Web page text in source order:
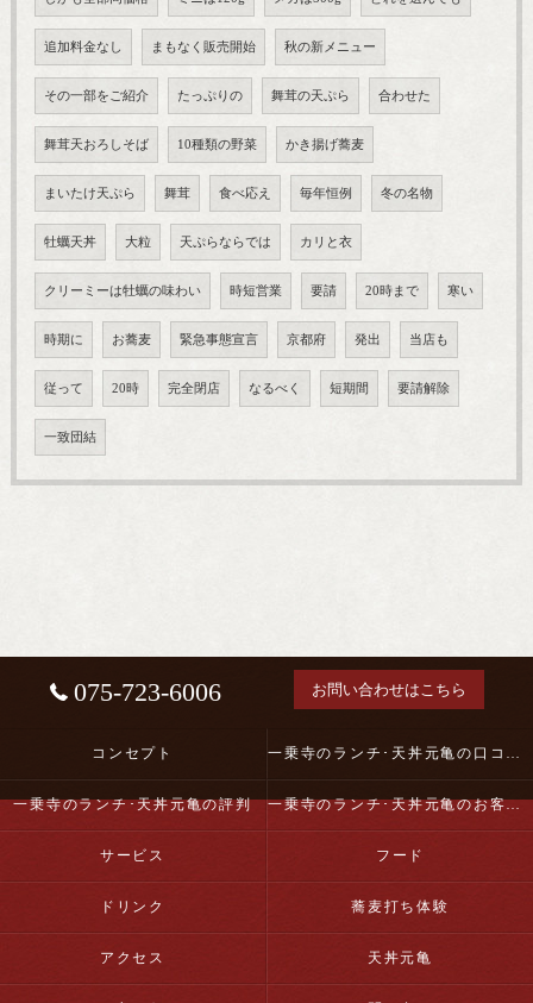
追加料金なし まもなく販売開始 秋の新メニュー
その一部をご紹介 たっぷりの 舞茸の天ぷら 合わせた
舞茸天おろしそば 10種類の野菜 かき揚げ蕎麦
まいたけ天ぷら 舞茸 食べ応え 毎年恒例 冬の名物
牡蠣天丼 大粒 天ぷらならでは カリと衣
クリーミーは牡蠣の味わい 時短営業 要請 20時まで 寒い
時期に お蕎麦 緊急事態宣言 京都府 発出 当店も
従って 20時 完全閉店 なるべく 短期間 要請解除
一致団結
075-723-6006 お問い合わせはこちら
コンセプト 一乗寺のランチ･天丼元亀の口コミ情報
一乗寺のランチ･天丼元亀の評判 一乗寺のランチ･天丼元亀のお客様の声
サービス フード
ドリンク 蕎麦打ち体験
アクセス 天丼元亀